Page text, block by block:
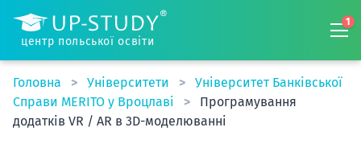
центр польської освіти
1
Головна Університети
Університет Банківської
Справи MERITO у Вроцлаві
Програмування
додатків VR / AR в 3D-моделюванні